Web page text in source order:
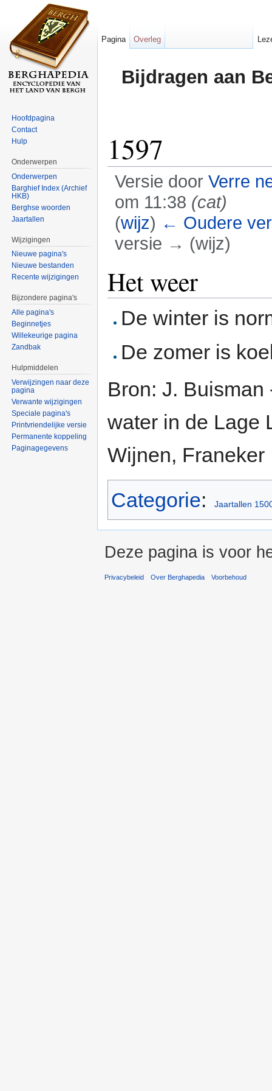
Bijdragen aan
1597
Versie door Verre
om 11:38 (cat)
(wijz) ← Oudere
versie → (wijz)
Het weer
De winter is
De zomer is
Bron: J.
water in de Lage
Wijnen, Franeker
Categorie: Jaartallen
Pagina Overleg
Hoofdpagina
Contact
Hulp
Onderwerpen
Onderwerpen
Barghief Index (Archief
HKB)
Berghse woorden
Jaartallen
Wijzigingen
Nieuwe pagina's
Nieuwe bestanden
Recente wijzigingen
Bijzondere pagina's
Alle pagina's
Beginnetjes
Willekeurige pagina
Zandbak
Hulpmiddelen
Verwijzingen naar deze
pagina
Verwante wijzigingen
Speciale pagina's
Printvriendelijke versie
Permanente koppeling
Paginagegevens
Deze pagina is voor
Privacybeleid Over Berghapedia Voorbehoud